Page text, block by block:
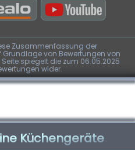
Zusammenfassung der
von Bewertungen von
spiegelt die zum 06.05.2025
wider.
Küchengeräte